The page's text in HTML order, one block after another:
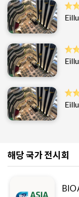
해당 국가 전시회
BIO